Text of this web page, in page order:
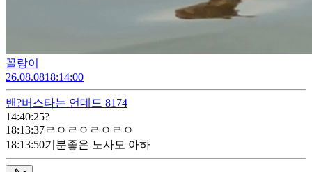
꼴랑이
26.08.0818:14:00
밴?버스타는 언데드 8174
14:40:25?
18:13:37ㄹㅇㄹㅇㄹㅇㄹㅇ
18:13:50기분좋은 노사모 아하